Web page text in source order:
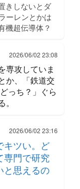
きしないとダ
ーレンとかは
機超伝導体？
2026/06/02 23:08
専攻していま
か、「鉄道交
っち？」ぐら
2026/06/02 23:16
キツい。ど
専門で研究
と思えるの